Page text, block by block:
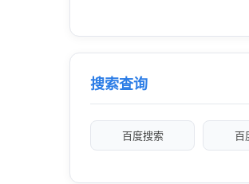
搜索查询
百度搜索 百